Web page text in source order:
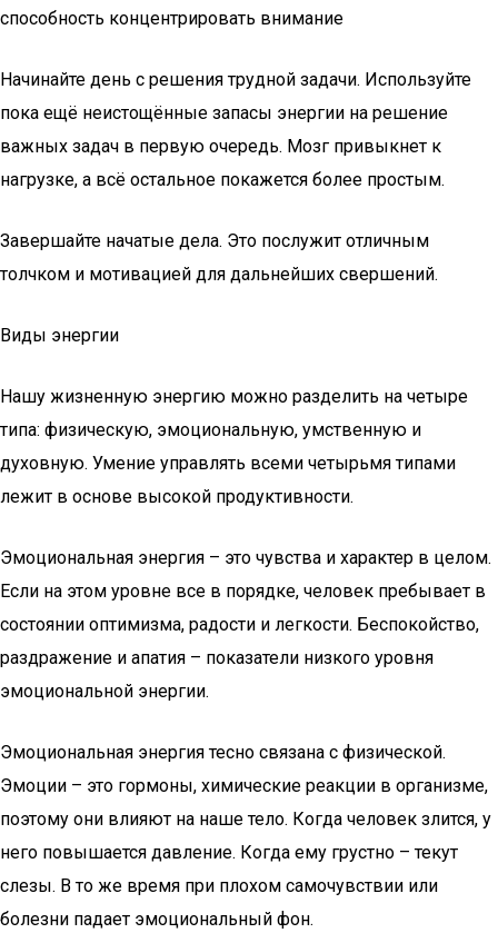
способность концентрировать внимание
Начинайте день с решения трудной задачи. Используйте
пока ещё неистощённые запасы энергии на решение
важных задач в первую очередь. Мозг привыкнет к
нагрузке, а всё остальное покажется более простым.
Завершайте начатые дела. Это послужит отличным
толчком и мотивацией для дальнейших свершений.
Виды энергии
Нашу жизненную энергию можно разделить на четыре
типа: физическую, эмоциональную, умственную и
духовную. Умение управлять всеми четырьмя типами
лежит в основе высокой продуктивности.
Эмоциональная энергия – это чувства и характер в целом.
Если на этом уровне все в порядке, человек пребывает в
состоянии оптимизма, радости и легкости. Беспокойство,
раздражение и апатия – показатели низкого уровня
эмоциональной энергии.
Эмоциональная энергия тесно связана с физической.
Эмоции – это гормоны, химические реакции в организме,
поэтому они влияют на наше тело. Когда человек злится, у
него повышается давление. Когда ему грустно – текут
слезы. В то же время при плохом самочувствии или
болезни падает эмоциональный фон.